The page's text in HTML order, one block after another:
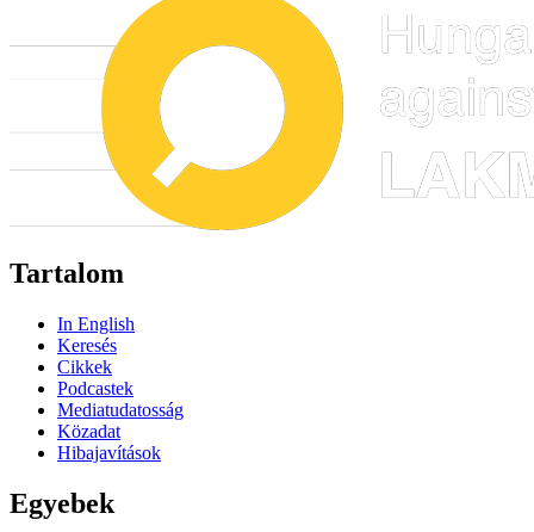
Tartalom
In English
Keresés
Cikkek
Podcastek
Mediatudatosság
Közadat
Hibajavítások
Egyebek